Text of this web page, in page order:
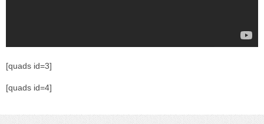
[quads id=3]
[quads id=4]